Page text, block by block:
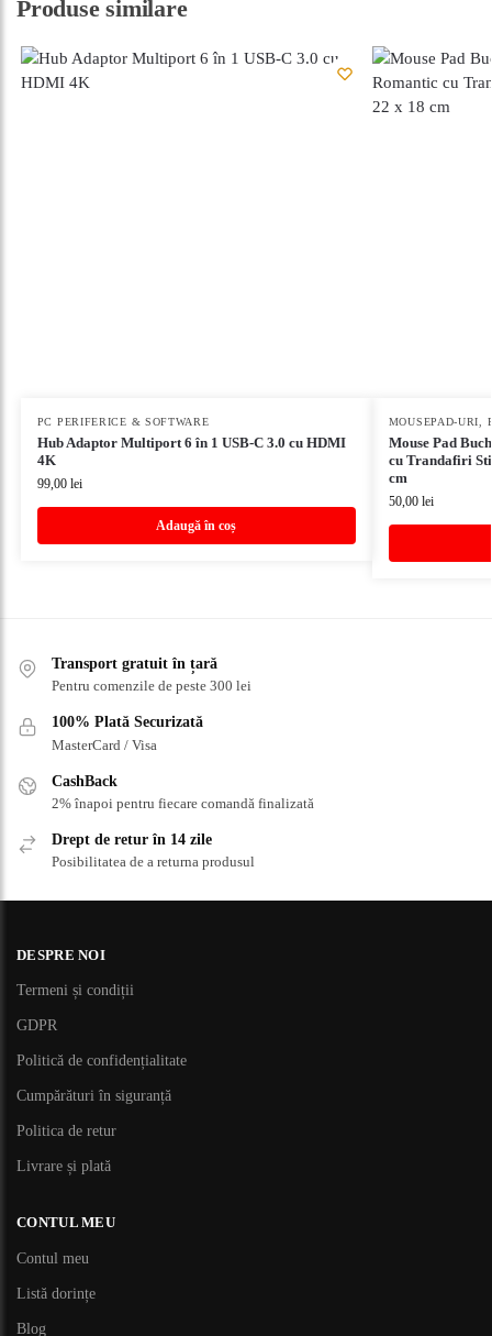
Produse similare
PC PERIFERICE & SOFTWARE
Hub Adaptor Multiport 6 în 1 USB-C 3.0 cu HDMI
4K
99,00 lei
Adaugă în coș
MOUSEPAD-URI
Mouse Pad
cu Trandafiri
cm
50,00 lei
Transport gratuit în țară
Pentru comenzile de peste 300 lei
100% Plată Securizată
MasterCard / Visa
CashBack
2% înapoi pentru fiecare comandă finalizată
Drept de retur în 14 zile
Posibilitatea de a returna produsul
DESPRE NOI
Termeni și condiții
GDPR
Politică de confidențialitate
Cumpărături în siguranță
Politica de retur
Livrare și plată
CONTUL MEU
Contul meu
Listă dorințe
Blog